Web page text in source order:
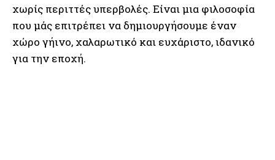
χωρίς περιττές υπερβολές. Είναι μια φιλοσοφία
που μάς επιτρέπει να δημιουργήσουμε έναν
χώρο γήινο, χαλαρωτικό και ευχάριστο, ιδανικό
για την εποχή.